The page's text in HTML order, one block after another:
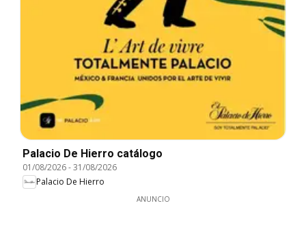
Palacio De Hierro catálogo
01/08/2026-31/08/2026
Palacio De Hierro
ANUNCIO